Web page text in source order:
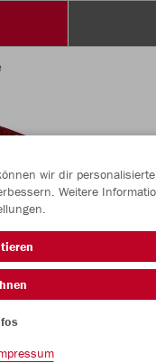
wir dir personalisierte
Weitere